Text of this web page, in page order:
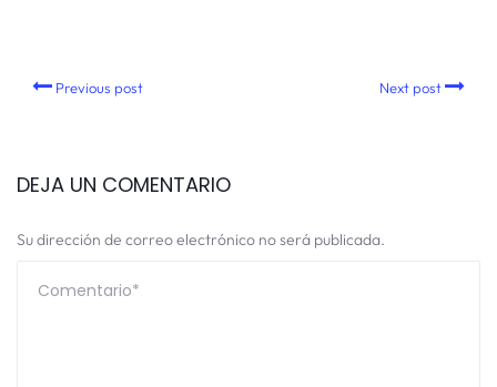
Previous post Next post
DEJA UN COMENTARIO
Su dirección de correo electrónico no será publicada.